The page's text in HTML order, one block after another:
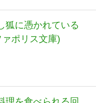
に憑かれている
ポリス文庫)